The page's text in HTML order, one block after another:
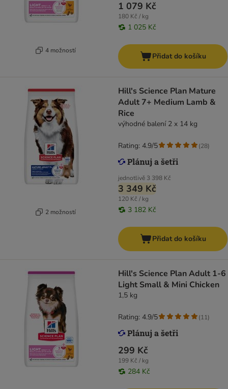
4 možností
1 079 Kč
180 Kč / kg
1 025 Kč
Přidat do košíku
2 možností
Hill's Science Plan Mature
Adult 7+ Medium Lamb &
Rice
výhodné balení 2 x 14 kg
jednotlivě 3 398 Kč
3 349 Kč
120 Kč / kg
3 182 Kč
Rating: 4.9/5 (28)
Přidat do košíku
Hill's Science Plan Adult 1-6
Light Small & Mini Chicken
1,5 kg
299 Kč
199 Kč / kg
284 Kč
Rating: 4.9/5 (11)